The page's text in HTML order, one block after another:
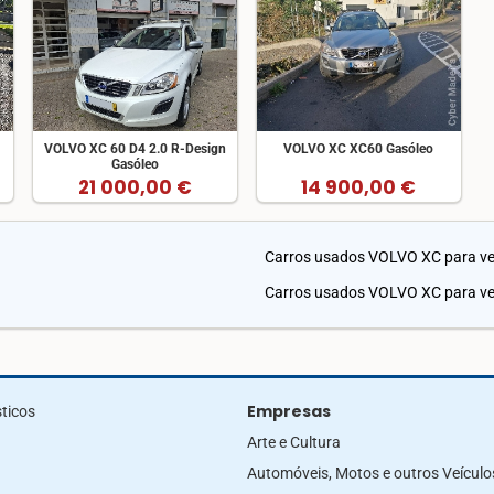
VOLVO XC 60 D4 2.0 R-Design
Gasóleo
21 000,00 €
VOLVO XC XC60 Gasóleo
14 900,00 €
Carros usados VOLVO XC para
Carros usados VOLVO XC para
Empresas
Arte e Cultura
Automóveis, Motos e outros